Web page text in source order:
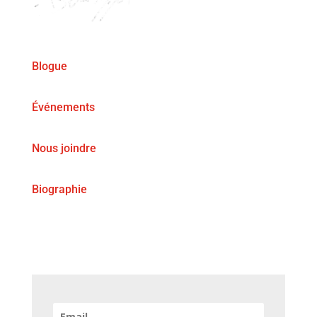
Blogue
Événements
Nous joindre
Biographie